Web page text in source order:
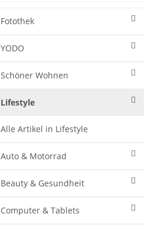
Fotothek
YODO
Schöner Wohnen
Lifestyle
Alle Artikel in Lifestyle
Auto & Motorrad
Beauty & Gesundheit
Computer & Tablets